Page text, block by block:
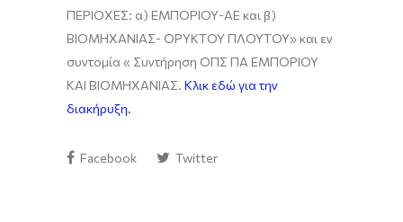
ΠΕΡΙΟΧΕΣ: α) ΕΜΠΟΡΙΟΥ-ΑΕ και β)
ΒΙΟΜΗΧΑΝΙΑΣ- ΟΡΥΚΤΟΥ ΠΛΟΥΤΟΥ» και εν
συντομία « Συντήρηση ΟΠΣ ΠΑ ΕΜΠΟΡΙΟΥ
ΚΑΙ ΒΙΟΜΗΧΑΝΙΑΣ. Κλικ εδώ για την
διακήρυξη.
Facebook Twitter